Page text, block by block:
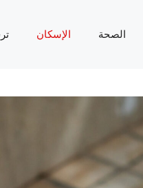
الصحة الإسكان